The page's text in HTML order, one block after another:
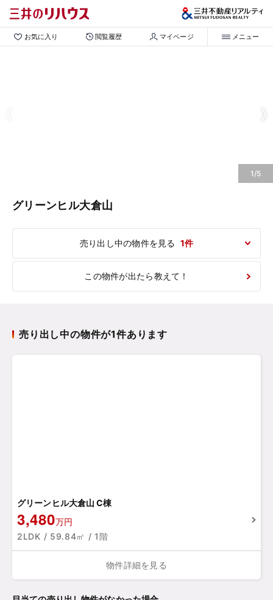
お気に入り 閲覧履歴 マイページ メニュー
1/5
グリーンヒル大倉山
売り出し中の物件を見る 1件
この物件が出たら教えて！
売り出し中の物件が1件あります
グリーンヒル大倉山 C棟
3,480万円
2LDK / 59.84㎡ / 1階
物件詳細を見る